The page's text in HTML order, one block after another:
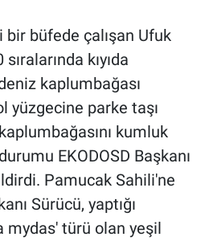
büfede çalışan Ufuk
kıyıda
kaplumbağası
yüzgecine parke taşı
kumluk
EKODOSD Başkanı
Pamucak Sahili'ne
Sürücü, yaptığı
mydas' türü olan yeşil